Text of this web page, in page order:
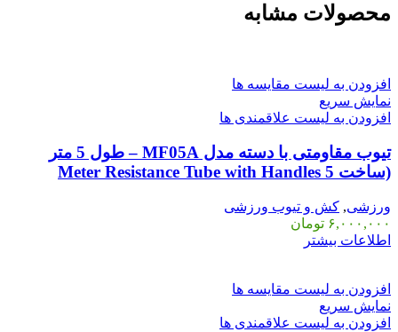
محصولات مشابه
افزودن به لیست مقایسه ها
نمایش سریع
افزودن به لیست علاقمندی ها
تیوب مقاومتی با دسته مدل MF05A – طول 5 متر
(ساخت 5 Meter Resistance Tube with Handles
ورزشی, کش و تیوب ورزشی
۶,۰۰۰,۰۰۰ تومان
اطلاعات بیشتر
افزودن به لیست مقایسه ها
نمایش سریع
افزودن به لیست علاقمندی ها